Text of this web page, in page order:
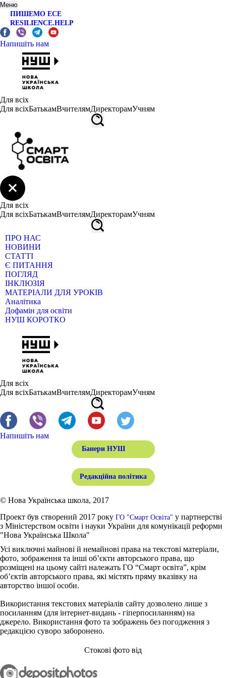
Меню
ПИШЕМО ЕСЕ
RESILIENCE.HELP
Напишіть нам
Для всіх
Для всіхБатькамВчителямДиректорамУчням
Для всіх
Для всіхБатькамВчителямДиректорамУчням
ПРО НАС
НОВИНИ
СТАТТІ
Є ПИТАННЯ
ПОГЛЯД
ІНКЛЮЗІЯ
МАТЕРІАЛИ ДЛЯ УРОКІВ
Аналітика
Дофамін для освіти
НУШ КОРОТКО
Для всіх
Для всіхБатькамВчителямДиректорамУчням
Напишіть нам
Банери НУШ
Редакційна політика
© Нова Українська школа, 2017
Проект був створений 2017 року ГО "Смарт Освіта" у партнерстві
з Міністерством освіти і науки України для комунікації реформи
"Нова Українська Школа"
Усі виключні майнові й немайнові права на текстові матеріали,
фото, зображення та інші об’єкти авторського права, що
розміщені на цьому сайті належать ГО “Смарт освіта”, крім
об’єктів авторського права, які містять пряму вказівку на
авторство іншої особи.
Використання текстових матеріалів сайту дозволено лише з
посиланням (для інтернет-видань - гіперпосиланням) на
джерело. Використання фото та зображень без погодження з
редакцією суворо заборонено.
Стокові фото від